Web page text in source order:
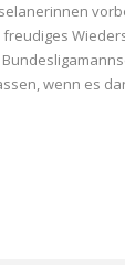
wenn es